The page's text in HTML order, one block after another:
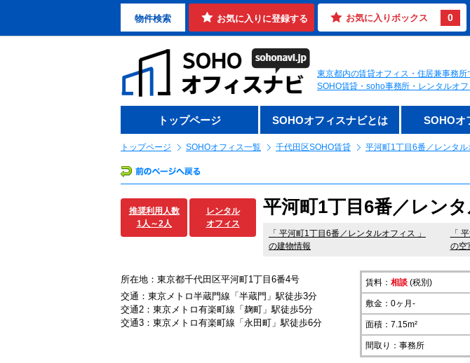
物件検索 お気に入りに登録する お気に入りボックス 0
東京都内の賃貸オフィス・住居兼事務所
SOHO賃貸・soho事務所・レンタルオフ
トップページ SOHOオフィスナビとは SOHOオ
トップページ SOHOオフィス一覧 千代田区SOHO賃貸 平河町1丁目6番／レンタル
推奨利用人数
1人～2人
レンタル
オフィス
平河町1丁目6番／レン
「 平河町1丁目6番／レンタルオフィス 」
の建物情報
「
の空
所在地：東京都千代田区平河町1丁目6番4号
交通：東京メトロ半蔵門線「半蔵門」駅徒歩3分
交通2：東京メトロ有楽町線「麹町」駅徒歩5分
交通3：東京メトロ有楽町線「永田町」駅徒歩6分
賃料： 相談 (税別)
敷金：0ヶ月-
面積：7.15m²
間取り：事務所